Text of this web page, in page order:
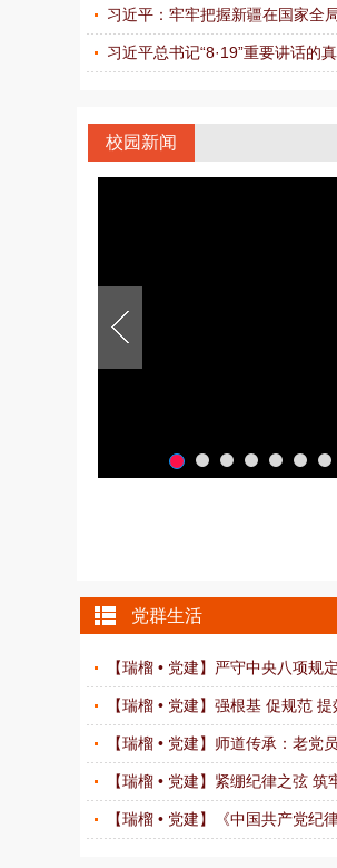
习近平：牢牢把握新疆在国家全
习近平总书记“8·19”重要讲话的
校园新闻
党群生活
【瑞榴 • 党建】严守中央八项
【瑞榴 • 党建】强根基 促规范
【瑞榴 • 党建】师道传承：老
【瑞榴 • 党建】紧绷纪律之弦
【瑞榴 • 党建】《中国共产党纪